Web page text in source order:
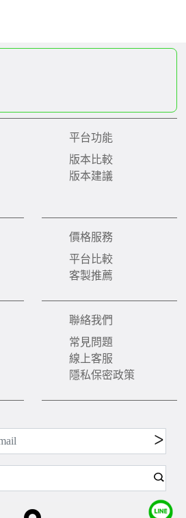
平台功能
版本比較
版本建議
價格服務
平台比較
客製推薦
聯絡我們
常見問題
線上客服
隱私保密政策